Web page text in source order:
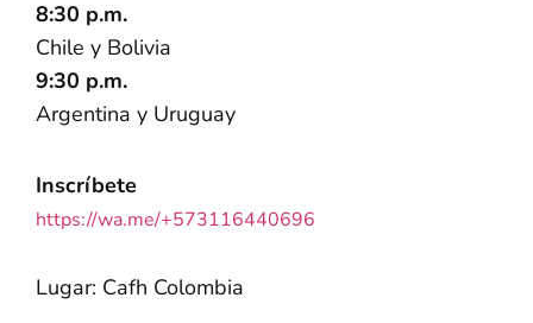
8:30 p.m.
Chile y Bolivia
9:30 p.m.
Argentina y Uruguay
Inscríbete
https://wa.me/+573116440696
Lugar: Cafh Colombia